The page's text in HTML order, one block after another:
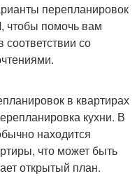
перепланировок
чтобы помочь вам
со
в квартирах
кухни. В
находится
что может быть
открытый план.